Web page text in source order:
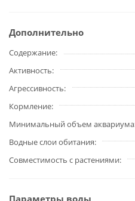
Дополнительно
Содержание
Активность
Агрессивность
Кормление
Минимальный объем аквариума
Водные слои обитания
Совместимость с растениями
Параметры воды